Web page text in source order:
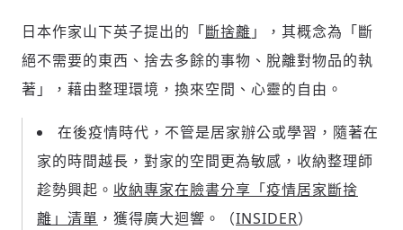
日本作家山下英子提出的「斷捨離 」，其概念為「斷
絕不需要的東西、捨去多餘的事物、脫離對物品的執
著」，藉由整理環境，換來空間、心靈的自由。
在後疫情時代，不管是居家辦公或學習，隨著在
家的時間越長，對家的空間更為敏感，收納整理師
趁勢興起。 收納專家在臉書分享「疫情居家斷捨
離」清單 ，獲得廣大迴響。（INSIDER）